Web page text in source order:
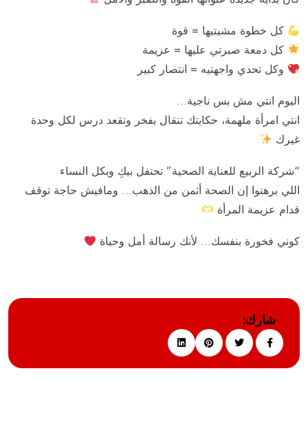
كل خطوة مشيتيها = قوة
كل دمعة صبرتي عليها = عزيمة
وكل تحدي واجهتيه = انتصار كبير
اليوم انتي مش بس ناجية…
انتي امرأة ملهمة، حكايتك تنقال بفخر وتقعد درس لكل وحدة
غيرك
“شركة الربيع للعناية الصحية” تحتفل بيكِ وبكل النساء
اللي برهنوا إن الصحة أثمن من الذهب… ومافيش حاجة توقف
قدام عزيمة المرأة
كوني فخورة بنفسك… لأنك رسالة أمل وحياة
شارك: